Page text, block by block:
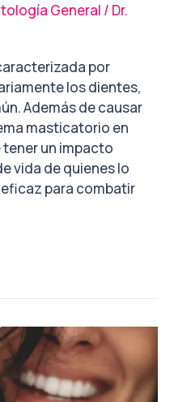
General / Dr.
por
los dientes,
Además de causar
masticatorio en
un impacto
vida de quienes lo
para combatir